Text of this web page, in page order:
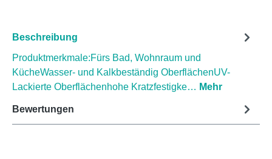
Beschreibung
Produktmerkmale:Fürs Bad, Wohnraum und
KücheWasser- und Kalkbeständig OberflächenUV-
Lackierte Oberflächenhohe Kratzfestigke… Mehr
Bewertungen